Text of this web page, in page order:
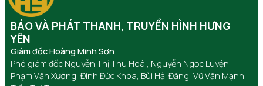
BÁO VÀ PHÁT THANH, TRUYỀN HÌNH HƯNG
YÊN
Giám đốc Hoàng Minh Sơn
Phó giám đốc Nguyễn Thị Thu Hoài, Nguyễn Ngọc Luyện,
Phạm Văn Xướng, Đinh Đức Khoa, Bùi Hải Đăng, Vũ Văn Mạnh,